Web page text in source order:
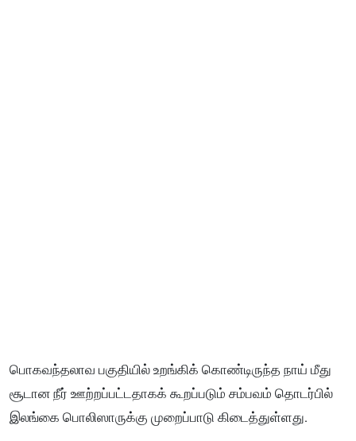
பொகவந்தலாவ பகுதியில் உறங்கிக் கொண்டிருந்த நாய் மீது
சூடான நீர் ஊற்றப்பட்டதாகக் கூறப்படும் சம்பவம் தொடர்பில்
இலங்கை பொலிஸாருக்கு முறைப்பாடு கிடைத்துள்ளது.